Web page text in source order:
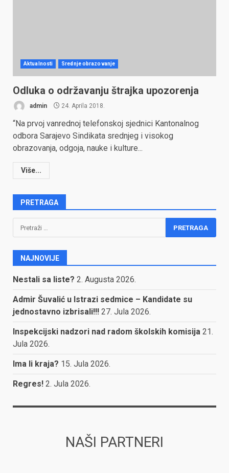
Aktualnosti Srednje obrazovanje
Odluka o održavanju štrajka upozorenja
admin 24. Aprila 2018.
“Na prvoj vanrednoj telefonskoj sjednici Kantonalnog
odbora Sarajevo Sindikata srednjeg i visokog
obrazovanja, odgoja, nauke i kulture...
Više...
PRETRAGA
Pretraga:
NAJNOVIJE
Nestali sa liste? 2. Augusta 2026.
Admir Šuvalić u Istrazi sedmice – Kandidate su
jednostavno izbrisali!!! 27. Jula 2026.
Inspekcijski nadzori nad radom školskih komisija 21.
Jula 2026.
Ima li kraja? 15. Jula 2026.
Regres! 2. Jula 2026.
NAŠI PARTNERI